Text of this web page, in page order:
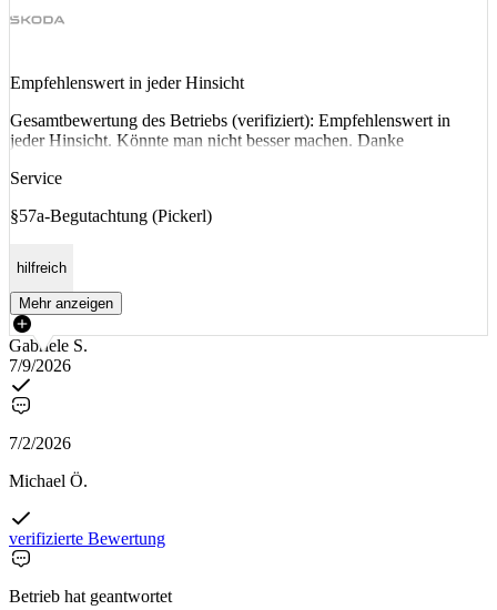
Empfehlenswert in jeder Hinsicht
Gesamtbewertung des Betriebs (verifiziert): Empfehlenswert in
jeder Hinsicht. Könnte man nicht besser machen. Danke
Service
§57a-Begutachtung (Pickerl)
hilfreich
Mehr anzeigen
Gabriele S.
7/9/2026
7/2/2026
Michael Ö.
verifizierte Bewertung
Betrieb hat geantwortet